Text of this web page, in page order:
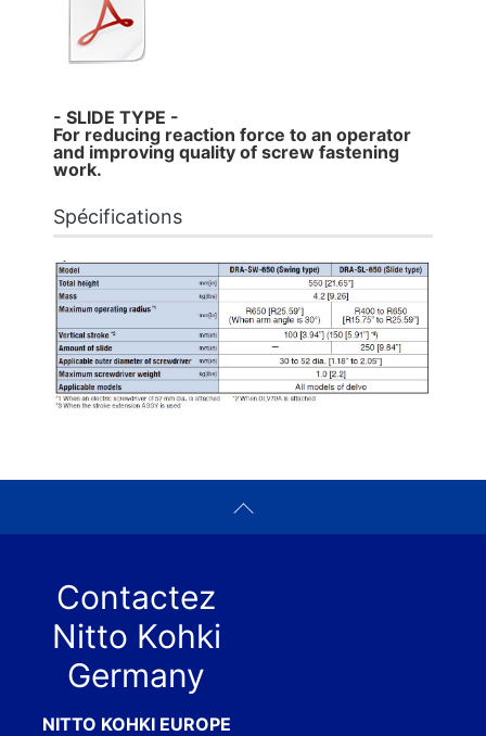
- SLIDE TYPE -
For reducing reaction force to an operator
and improving quality of screw fastening
work.
Spécifications
Contactez
Nitto Kohki
Germany
NITTO KOHKI EUROPE